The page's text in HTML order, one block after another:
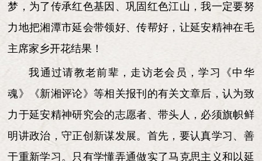
梦，为了传承红色基因、巩固红色江山，我一定要努
力地把湘潭市延会带领好、传帮好，让延安精神在毛
主席家乡开花结果！
我通过请教老前辈，走访老会员，学习《中华
魂》《新湘评论》等相关报刊的有关文章后，认为致
力于延安精神研究会的志愿者、带头人，必须旗帜鲜
明讲政治，守正创新谋发展。首先，要认真学习、善
于重新学习。只有学懂弄通做实了马克思主义和以延